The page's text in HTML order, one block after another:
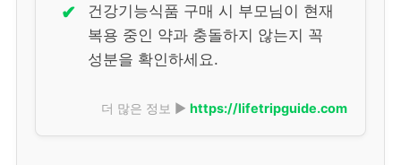
✔
건강기능식품 구매 시 부모님이 현재
복용 중인 약과 충돌하지 않는지 꼭
성분을 확인하세요.
더 많은 정보 ▶ https://lifetripguide.com